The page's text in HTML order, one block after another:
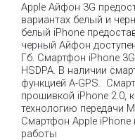
Apple Айфон 3G
вариантах белый и
белый iPhone
черный Айфон
Гб. Смартфон iPhone
HSDPA. В наличии
функцией A-GPS.
прошивкой iPhone 2.0,
технологию передачи
Смартфон Apple
работы